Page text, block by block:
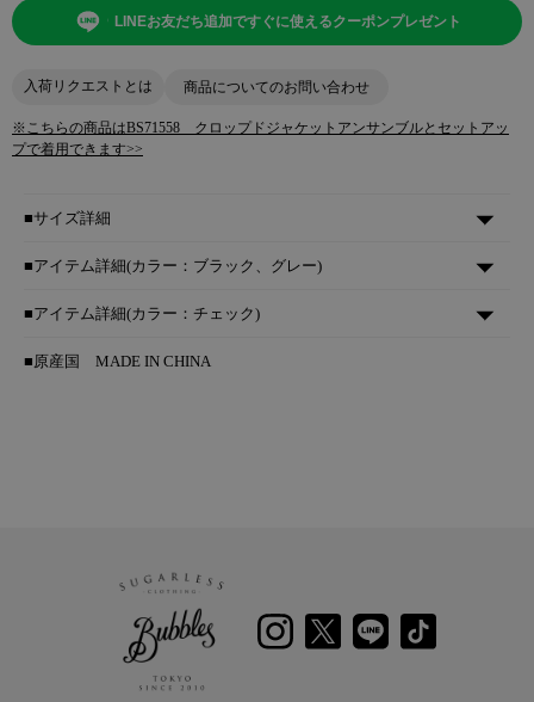
LINEお友だち追加ですぐに使えるクーポンプレゼント
入荷リクエストとは 商品についてのお問い合わせ
※こちらの商品はBS71558 クロップドジャケットアンサンブルとセットアッ
プで着用できます>>
■サイズ詳細
■アイテム詳細(カラー：ブラック、グレー)
■アイテム詳細(カラー：チェック)
■原産国 MADE IN CHINA